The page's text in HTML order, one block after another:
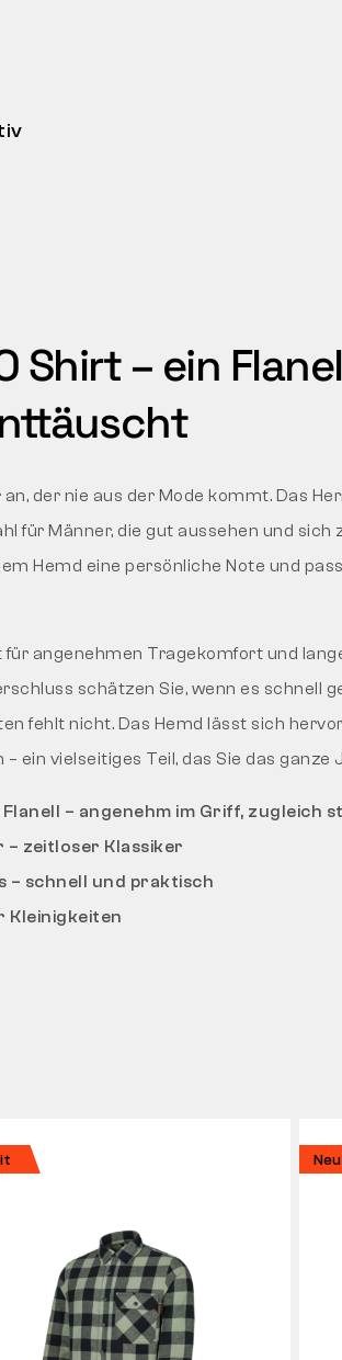
Shirt – ein
der nie aus der Mode kommt. Das
für Männer, die gut aussehen und
Hemd eine persönliche Note und
angenehmen Tragekomfort und
schätzen Sie, wenn es schnell
fehlt nicht. Das Hemd lässt sich
ein vielseitiges Teil, das Sie das ganze
– angenehm im Griff, zugleich
zeitloser Klassiker
schnell und praktisch
Kleinigkeiten